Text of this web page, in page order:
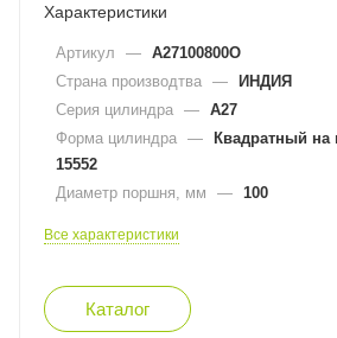
Характеристики
Артикул — A27100800O
Страна производтва — ИНДИЯ
Серия цилиндра — A27
Форма цилиндра — Квадратный на
15552
Диаметр поршня, мм
— 100
Все характеристики
Каталог